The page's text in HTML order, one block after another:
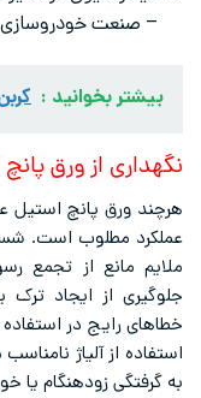
– صنعت
بیشتر بخوانید :
نگهداری از ورق
هرچند ورق پانچ استیل
عملکرد مطلوب است.
ملایم مانع از تجمع
جلوگیری از ایجاد
خطاهای رایج در
استفاده از آلیاژ نامناسب
به گرفتگی زودهنگام یا